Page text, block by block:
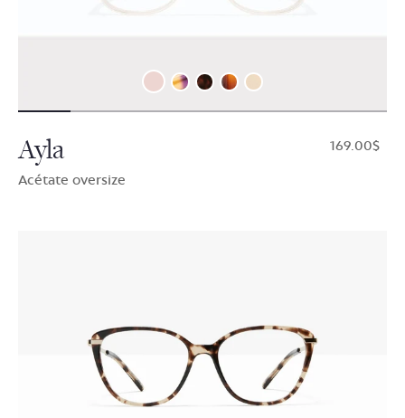
Ayla
Acétate oversize
$169.00